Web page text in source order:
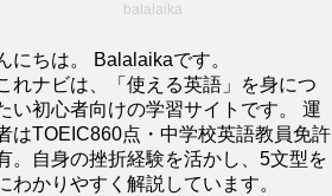
balalaika
にちは。 Balalaikaです。
れナビは、「使える英語」を身につ
い初心者向けの学習サイトです。 運
はTOEIC860点・中学校英語教員免許
。自身の挫折経験を活かし、5文型を
わかりやすく解説しています。